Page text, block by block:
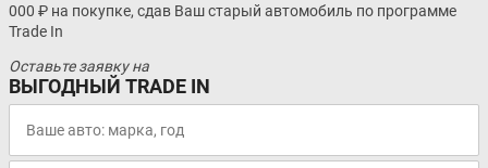
000 ₽ на покупке, сдав Ваш старый автомобиль по программе
Trade In
Оставьте заявку на
ВЫГОДНЫЙ TRADE IN